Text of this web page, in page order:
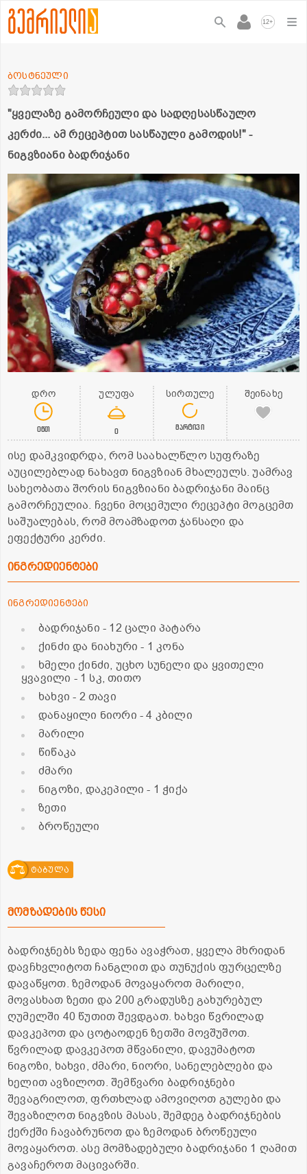
12+
"ყველაზე გამორჩეული და სადღესასწაულო
კერძი... ამ რეცეპტით სასწაული გამოდის!" -
ნიგვზიანი ბადრიჯანი
ბოსტნეული
დრო
0წთ
ულუფა
0
სირთულე
მარტივი
შეინახე
ისე დამკვიდრდა, რომ საახალწლო სუფრაზე
აუცილებლად ნახავთ ნიგვზიან მხალეულს. უამრავ
სახეობათა შორის ნიგვზიანი ბადრიჯანი მაინც
გამორჩეულია. ჩვენი მოცემული რეცეპტი მოგცემთ
საშუალებას, რომ მოამზადოთ ჯანსაღი და
ეფექტური კერძი.
ინგრედიენტები
ინგრედიენტები
ბადრიჯანი - 12 ცალი პატარა
ქინძი და ნიახური- 1 კონა
ხმელი ქინძი, უცხო სუნელი და ყვითელი
ყვავილი - 1 სკ, თითო
ხახვი- 2 თავი
დანაყილი ნიორი - 4 კბილი
მარილი
წიწაკა
ძმარი
ნიგოზი, დაკეპილი- 1 ჭიქა
ზეთი
ბროწეული
ტაბულა
მომზადების წესი
ბადრიჯნებს ზედა ფენა ავაჭრათ, ყველა მხრიდან
დავჩხვლიტოთ ჩანგლით და თუნუქის ფურცელზე
დავაწყოთ. ზემოდან მოვაყაროთ მარილი,
მოვასხათ ზეთი და 200 გრადუსზე გახურებულ
ღუმელში 40 წუთით შევდგათ. ხახვი წვრილად
დავკეპოთ და ცოტაოდენ ზეთში მოვშუშოთ.
წვრილად დავკეპოთ მწვანილი, დავუმატოთ
ნიგოზი, ხახვი, ძმარი, ნიორი, სანელებლები და
ხელით ავზილოთ. შემწვარი ბადრიჯნები
შევაგრილოთ, ფრთხლად ამოვიღოთ გულები და
შევაზილოთ ნიგვზის მასას, შემდეგ ბადრიჯნების
ქერქში ჩავაბრუნოთ და ზემოდან ბროწეული
მოვაყაროთ. ასე მომზადებული ბადრიჯანი 1 ღამით
გავაჩეროთ მაცივარში.